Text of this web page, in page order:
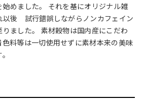
めました。 それを基にオリジナル雑
以後 試行錯誤しながらノンカフェイン
ました。 素材穀物は国内産にこだわ
色料等は一切使用せずに素材本来の美味